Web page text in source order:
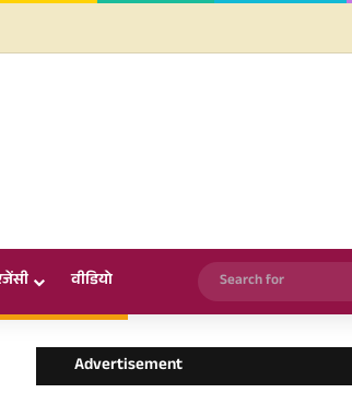
वीडियो
Advertisement